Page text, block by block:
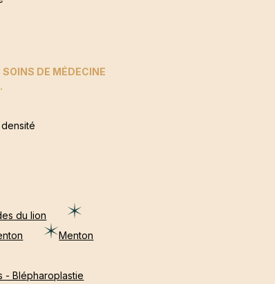
du lion
Menton
- Blépharoplastie
SOINS DE MÉDECINE